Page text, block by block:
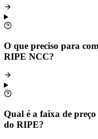
O que preciso para
RIPE NCC?
Qual é a faixa de
do RIPE?